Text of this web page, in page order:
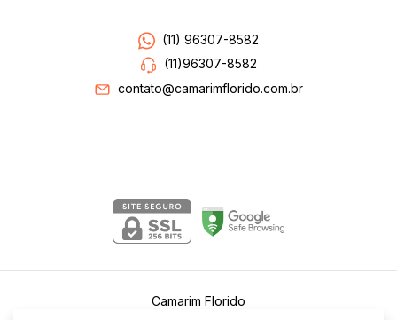
(11) 96307-8582
(11)96307-8582
contato@camarimflorido.com.br
Camarim Florido